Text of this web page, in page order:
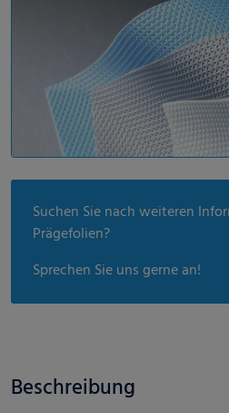
Suchen Sie nach weiteren
Prägefolien?
Sprechen Sie uns gerne an!
Beschreibung